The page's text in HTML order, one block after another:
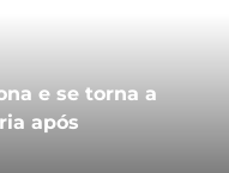
e se torna a
após